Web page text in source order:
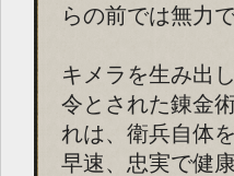
らの前では無力
キメラを生み出
令とされた錬金
れは、衛兵自体
早速、忠実で健